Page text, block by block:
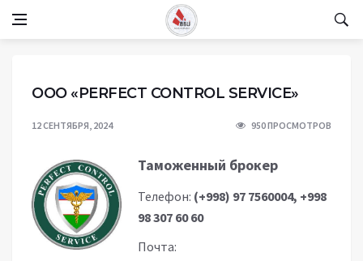
ООО «PERFECT CONTROL SERVICE»
12 СЕНТЯБРЯ, 2024 950 ПРОСМОТРОВ
Таможенный брокер
Телефон: (+998) 97 7560004, +998
98 307 60 60
Почта: